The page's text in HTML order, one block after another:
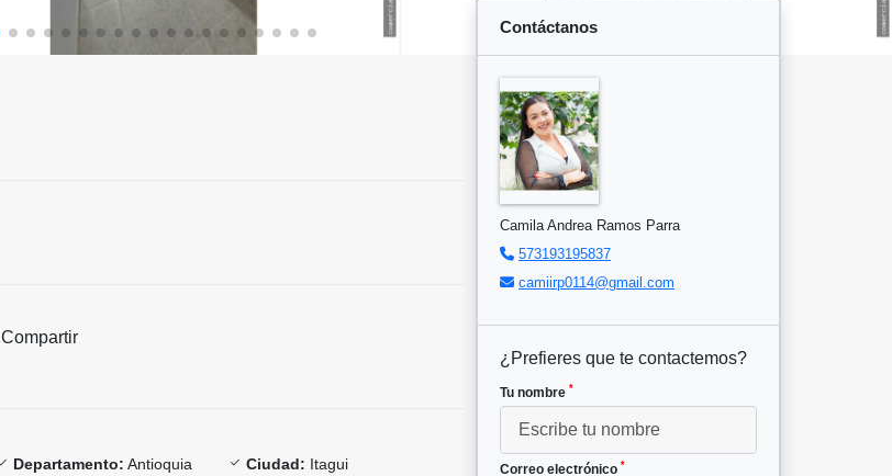
Compartir
Departamento: Antioquia Ciudad: Itagui
Contáctanos
Camila Andrea Ramos Parra
573193195837
camiirp0114@gmail.com
¿Prefieres que te contactemos?
Tu nombre *
Correo electrónico *